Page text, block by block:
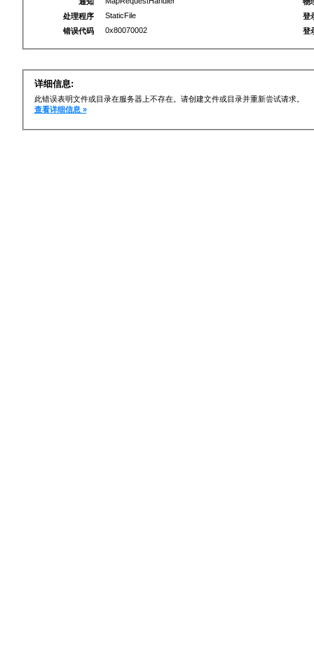
处理程序
StaticFile
错误代码
0x80070002
登
登
详细信息:
此错误表明文件或目录在服务器上不存在。请创建文件或目录并重新尝试请求。
查看详细信息 »